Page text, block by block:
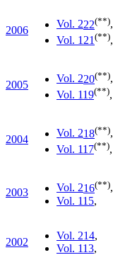
2006
Vol. 222(**),
Vol. 1 21 (**),
2005
Vol. 220(**),
Vol. 119(**),
2004
Vol. 218(**),
Vol. 117(**),
2003 Vol. 216(**),
Vol. 115,
2002
Vol. 214,
Vol. 113,